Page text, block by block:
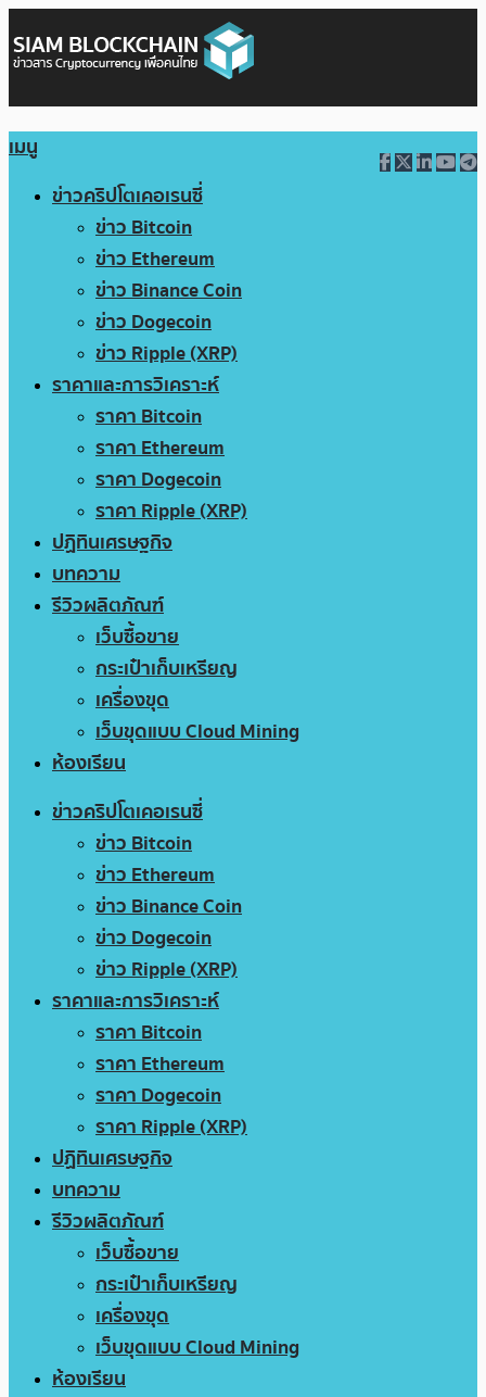
เมนู
ข่าวคริปโตเคอเรนซี่
ข่าว Bitcoin
ข่าว Ethereum
ข่าว Binance Coin
ข่าว Dogecoin
ข่าว Ripple (XRP)
ราคาและการวิเคราะห์
ราคา Bitcoin
ราคา Ethereum
ราคา Dogecoin
ราคา Ripple (XRP)
ปฏิทินเศรษฐกิจ
บทความ
รีวิวผลิตภัณฑ์
เว็บซื้อขาย
กระเป๋าเก็บเหรียญ
เครื่องขุด
เว็บขุดแบบ Cloud Mining
ห้องเรียน
ข่าวคริปโตเคอเรนซี่
ข่าว Bitcoin
ข่าว Ethereum
ข่าว Binance Coin
ข่าว Dogecoin
ข่าว Ripple (XRP)
ราคาและการวิเคราะห์
ราคา Bitcoin
ราคา Ethereum
ราคา Dogecoin
ราคา Ripple (XRP)
ปฏิทินเศรษฐกิจ
บทความ
รีวิวผลิตภัณฑ์
เว็บซื้อขาย
กระเป๋าเก็บเหรียญ
เครื่องขุด
เว็บขุดแบบ Cloud Mining
ห้องเรียน